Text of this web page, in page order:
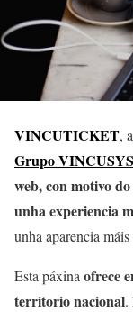
VINCUTICKET,
Grupo VINCUSYS
web, con motivo
unha experiencia
unha aparencia
Esta páxina ofrece
territorio nacional.